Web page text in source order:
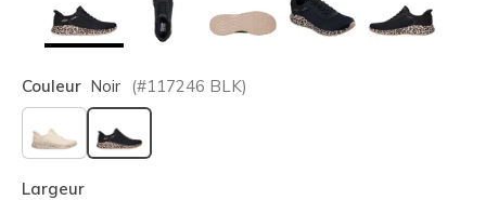
Couleur Noir (#117246 BLK)
sélectionné
Largeur